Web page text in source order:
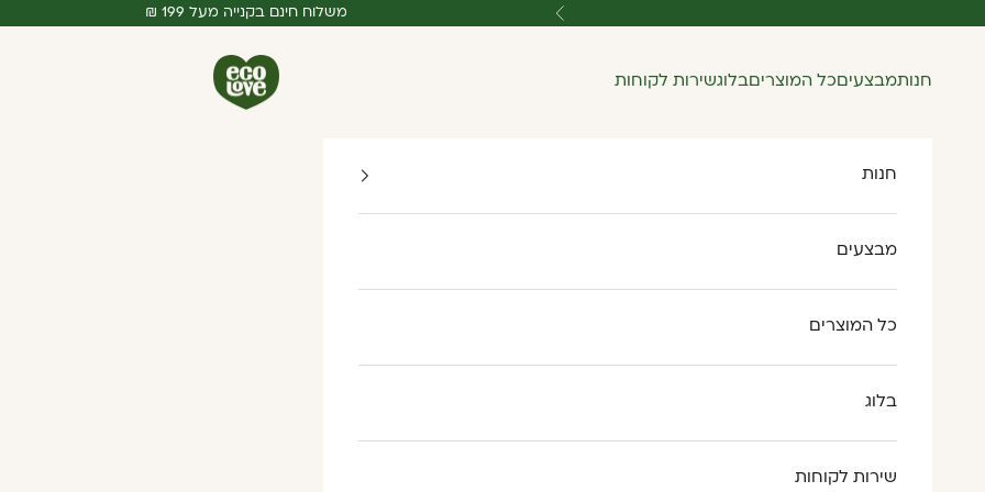
הקודם משלוח חינם בקנייה מעל 199 ₪
ecoLove
חנותמבצעים כל המוצריםבלוגשירות לקוחות
חנות
מבצעים
כל המוצרים
בלוג
שירות לקוחות